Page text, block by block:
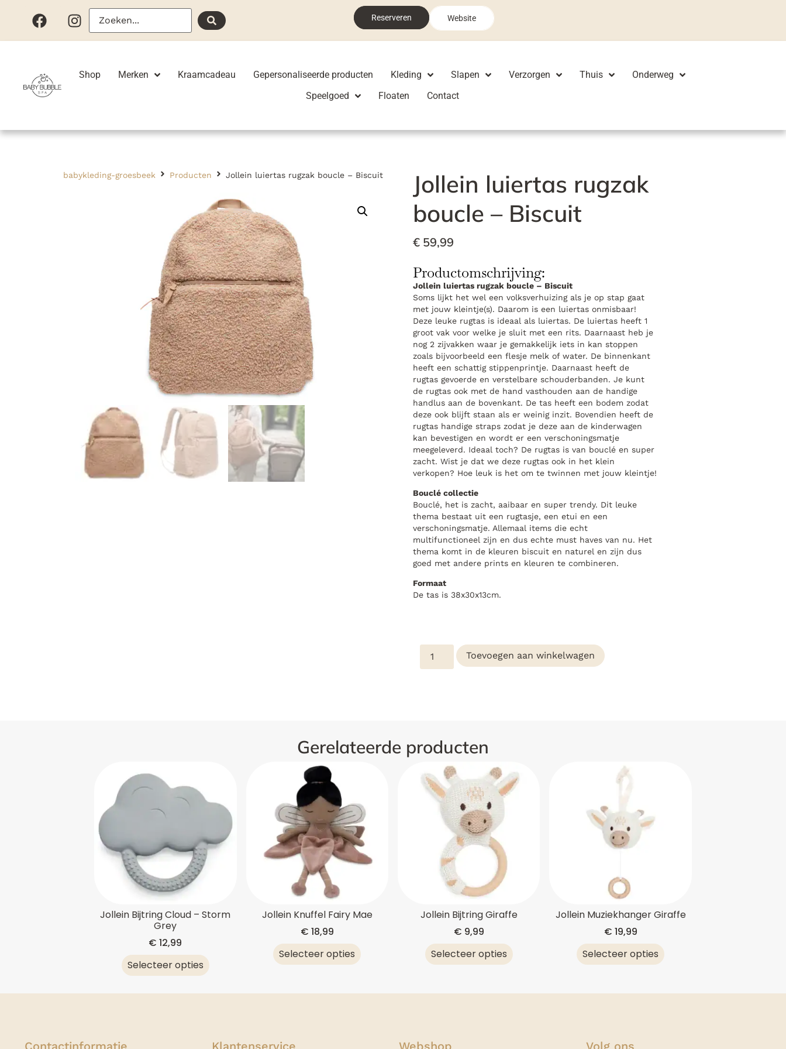
Reserveren Website
Shop Merken Kraamcadeau Gepersonaliseerde producten Kleding Slapen Verzorgen Thuis
Onderweg
Speelgoed
Floaten Contact
babykleding-groesbeek Producten Jollein luiertas rugzak boucle – Biscuit
Jollein luiertas rugzak
boucle – Biscuit
€59,99
Productomschrijving:
Jollein luiertas rugzak boucle – Biscuit
Soms lijkt het wel een volksverhuizing als je op stap gaat
met jouw kleintje(s). Daarom is een luiertas onmisbaar!
Deze leuke rugtas is ideaal als luiertas. De luiertas heeft 1
groot vak voor welke je sluit met een rits. Daarnaast heb je
nog 2 zijvakken waar je gemakkelijk iets in kan stoppen
zoals bijvoorbeeld een flesje melk of water. De binnenkant
heeft een schattig stippenprintje. Daarnaast heeft de
rugtas gevoerde en verstelbare schouderbanden. Je kunt
de rugtas ook met de hand vasthouden aan de handige
handlus aan de bovenkant. De tas heeft een bodem zodat
deze ook blijft staan als er weinig inzit. Bovendien heeft de
rugtas handige straps zodat je deze aan de kinderwagen
kan bevestigen en wordt er een verschoningsmatje
meegeleverd. Ideaal toch? De rugtas is van bouclé en super
zacht. Wist je dat we deze rugtas ook in het klein
verkopen? Hoe leuk is het om te twinnen met jouw kleintje!
Bouclé collectie
Bouclé, het is zacht, aaibaar en super trendy. Dit leuke
thema bestaat uit een rugtasje, een etui en een
verschoningsmatje. Allemaal items die echt
multifunctioneel zijn en dus echte must haves van nu. Het
thema komt in de kleuren biscuit en naturel en zijn dus
goed met andere prints en kleuren te combineren.
Formaat
De tas is 38x30x13cm.
Toevoegen aan winkelwagen
Gerelateerde producten
Jollein Bijtring Cloud – Storm
Grey
€ 12,99
Selecteer opties
Jollein Knuffel Fairy Mae
€ 18,99
Selecteer opties
Jollein Bijtring Giraffe
€ 9,99
Selecteer opties
Jollein Muziekhanger Giraffe
€ 19,99
Selecteer opties
Contactinformatie Klantenservice Webshop Volg ons